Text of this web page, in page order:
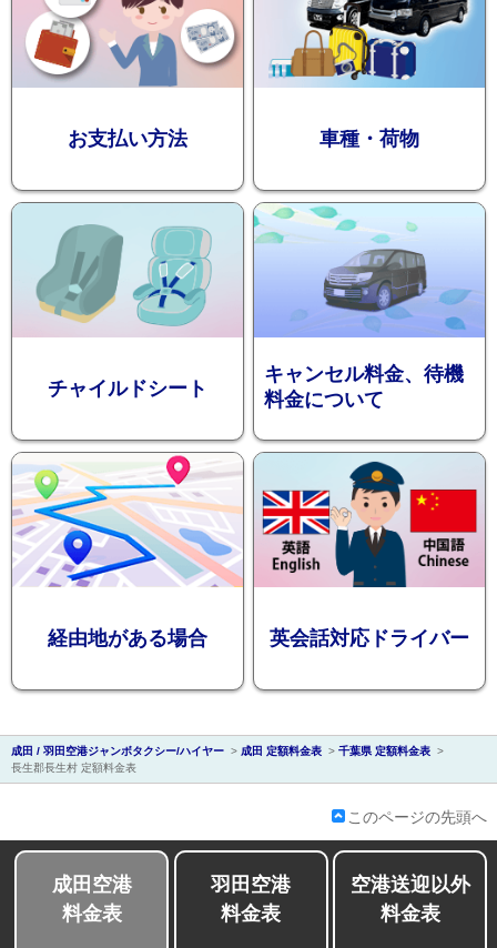
送迎
京
成
田
会社紹介
お支払い方法 車種・荷物
チャイルドシート
キャンセル料金、待機
料金について
経由地がある場合 英会話対応ドライバー
成田 / 羽田空港ジャンボタクシー/ハイヤー > 成田 定額料金表 > 千葉県 定額料金表 >
長生郡長生村 定額料金表
このページの先頭へ
成田空港
料金表
羽田空港
料金表
空港送迎以外
料金表